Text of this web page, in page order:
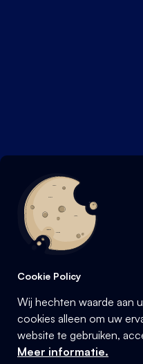
Cookie Policy
Wij hechten waarde aan
cookies alleen om uw
website te gebruiken,
Meer informatie.